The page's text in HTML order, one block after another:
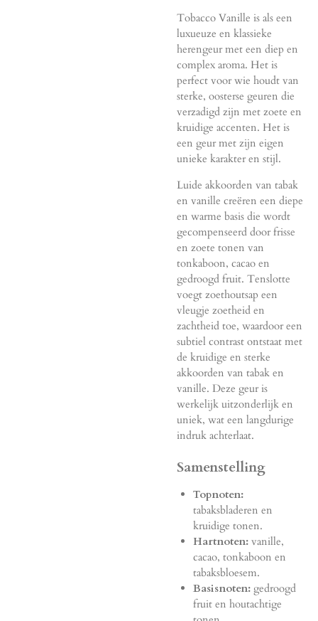
Tobacco Vanille is als een
luxueuze en klassieke
herengeur met een diep en
complex aroma. Het is
perfect voor wie houdt van
sterke, oosterse geuren die
verzadigd zijn met zoete en
kruidige accenten. Het is
een geur met zijn eigen
unieke karakter en stijl.
Luide akkoorden van tabak
en vanille creëren een diepe
en warme basis die wordt
gecompenseerd door frisse
en zoete tonen van
tonkaboon, cacao en
gedroogd fruit. Tenslotte
voegt zoethoutsap een
vleugje zoetheid en
zachtheid toe, waardoor een
subtiel contrast ontstaat met
de kruidige en sterke
akkoorden van tabak en
vanille. Deze geur is
werkelijk uitzonderlijk en
uniek, wat een langdurige
indruk achterlaat.
Samenstelling
Topnoten:
tabaksbladeren en
kruidige tonen.
Hartnoten:vanille,
cacao, tonkaboon en
tabaksbloesem.
Basisnoten:gedroogd
fruit en houtachtige